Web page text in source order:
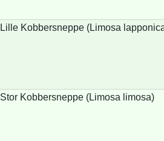
Lille Kobbersneppe (Limosa
Stor Kobbersneppe (Limosa limosa)